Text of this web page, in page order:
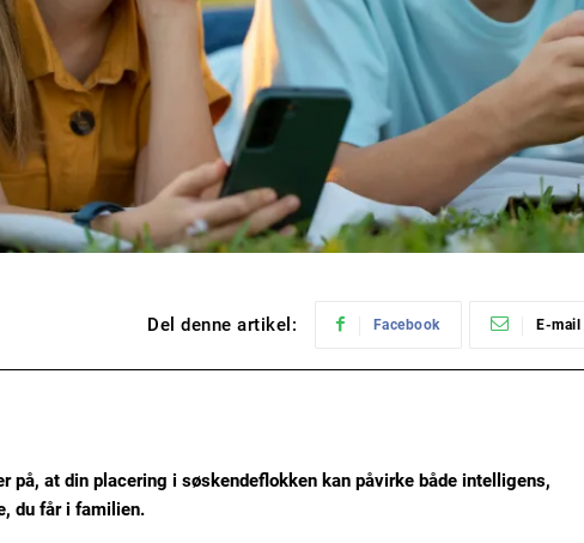
Del denne artikel: Facebook E-mail
på, at din placering i søskendeflokken kan påvirke både intelligens,
du får i familien.